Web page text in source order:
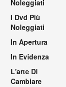
Noleggiati
I Dvd Più
Noleggiati
In Apertura
In Evidenza
L'arte Di
Cambiare